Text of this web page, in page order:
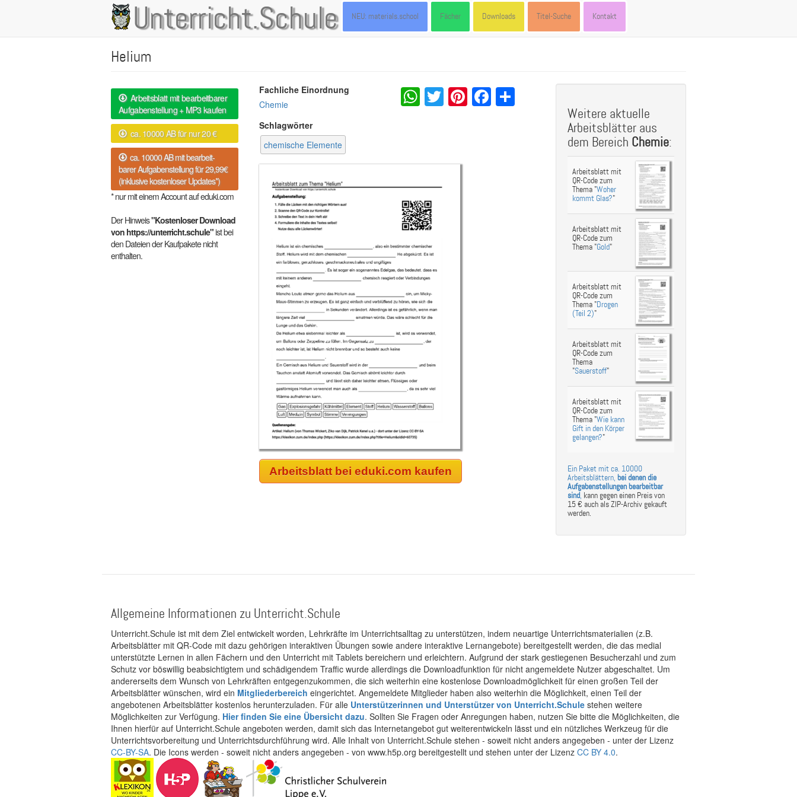
Unterricht.Schule
Main
navigation
NEU: materials.school Fächer Downloads Titel-Suche Kontakt
Helium
Arbeitsblatt mit bearbeitbarer
Aufgabenstellung + MP3 kaufen
ca. 10000 AB für nur 20 €
ca. 10000 AB mit bearbeit-
barer Aufgabenstellung für 29,99€
(inklusive kostenloser Updates*)
* nur mit einem Account auf eduki.com
Der Hinweis"Kostenloser Download
von https://unterricht.schule"ist bei
den Dateien der Kaufpakete nicht
enthalten.
Fachliche Einordnung
Chemie
Schlagwörter
chemische Elemente
WhatsApp
Twitter
Pinterest
Facebook
Share
Arbeitsblatt bei eduki.com kaufen
Weitere aktuelle
Arbeitsblätter aus
dem Bereich Chemie:
Arbeitsblatt mit
QR-Code zum
Thema "Woher
kommt Glas?"
Arbeitsblatt mit
QR-Code zum
Thema "Gold"
Arbeitsblatt mit
QR-Code zum
Thema "Drogen
(Teil 2)"
Arbeitsblatt mit
QR-Code zum
Thema
"Sauerstoff"
Arbeitsblatt mit
QR-Code zum
Thema "Wie kann
Gift in den Körper
gelangen?"
Ein Paket mit ca. 10000
Arbeitsblättern, bei denen die
Aufgabenstellungen bearbeitbar
sind, kann gegen einen Preis von
15 € auch als ZIP-Archiv gekauft
werden.
Allgemeine Informationen zu Unterricht.Schule
Unterricht.Schule ist mit dem Ziel entwickelt worden, Lehrkräfte im Unterrichtsalltag zu unterstützen, indem neuartige Unterrichtsmaterialien (z.B.
Arbeitsblätter mit QR-Code mit dazu gehörigen interaktiven Übungen sowie andere interaktive Lernangebote) bereitgestellt werden, die das medial
unterstützte Lernen in allen Fächern und den Unterricht mit Tablets bereichern und erleichtern. Aufgrund der stark gestiegenen Besucherzahl und zum
Schutz vor böswillig beabsichtigtem und schädigendem Traffic wurde allerdings die Downloadfunktion für nicht angemeldete Nutzer abgeschaltet. Um
andererseits dem Wunsch von Lehrkräften entgegenzukommen, die sich weiterhin eine kostenlose Downloadmöglichkeit für einen großen Teil der
Arbeitsblätter wünschen, wird ein Mitgliederbereich eingerichtet. Angemeldete Mitglieder haben also weiterhin die Möglichkeit, einen Teil der
angebotenen Arbeitsblätter kostenlos herunterzuladen. Für alle Unterstützerinnen und Unterstützer von Unterricht.Schule stehen weitere
Möglichkeiten zur Verfügung. Hier finden Sie eine Übersicht dazu. Sollten Sie Fragen oder Anregungen haben, nutzen Sie bitte die Möglichkeiten, die
Ihnen hierfür auf Unterricht.Schule angeboten werden, damit sich das Internetangebot gut weiterentwickeln lässt und ein nützliches Werkzeug für die
Unterrichtsvorbereitung und Unterrichtsdurchführung wird. Alle Inhalt von Unterricht.Schule stehen - soweit nicht anders angegeben - unter der Lizenz
CC-BY-SA. Die Icons werden - soweit nicht anders angegeben - von www.h5p.org bereitgestellt und stehen unter der Lizenz CC BY 4.0.